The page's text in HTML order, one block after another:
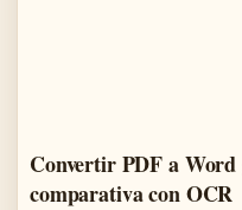
Convertir PDF a
comparativa con OCR